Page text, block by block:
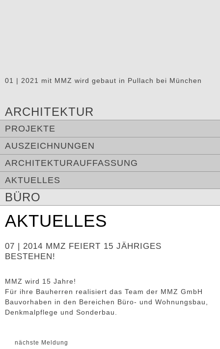
01 | 2021 mit MMZ wird gebaut in Pullach bei München
ARCHITEKTUR
PROJEKTE
AUSZEICHNUNGEN
ARCHITEKTURAUFFASSUNG
AKTUELLES
BÜRO
AKTUELLES
07 | 2014 MMZ FEIERT 15 JÄHRIGES
BESTEHEN!
MMZ wird 15 Jahre!
Für ihre Bauherren realisiert das Team der MMZ GmbH
Bauvorhaben in den Bereichen Büro- und Wohnungsbau,
Denkmalpflege und Sonderbau.
nächste Meldung